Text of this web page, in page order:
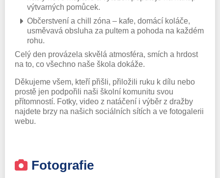
výtvarných pomůcek.
Občerstvení a chill zóna – kafe, domácí koláče,
usměvavá obsluha za pultem a pohoda na každém
rohu.
Celý den provázela skvělá atmosféra, smích a hrdost
na to, co všechno naše škola dokáže.
Děkujeme všem, kteří přišli, přiložili ruku k dílu nebo
prostě jen podpořili naši školní komunitu svou
přítomností. Fotky, video z natáčení i výběr z dražby
najdete brzy na našich sociálních sítích a ve fotogalerii
webu.
Fotografie